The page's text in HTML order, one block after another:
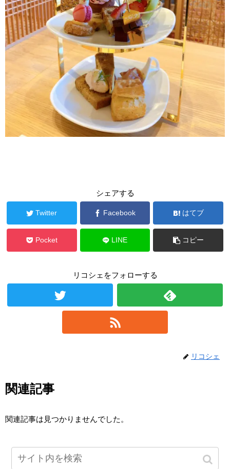
シェアする
Twitter Facebook はてブ
Pocket LINE コピー
リコシェをフォローする
リコシェ
関連記事
関連記事は見つかりませんでした。